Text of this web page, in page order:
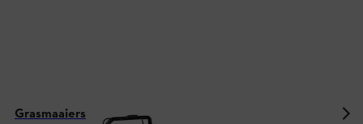
Grasmaaiers